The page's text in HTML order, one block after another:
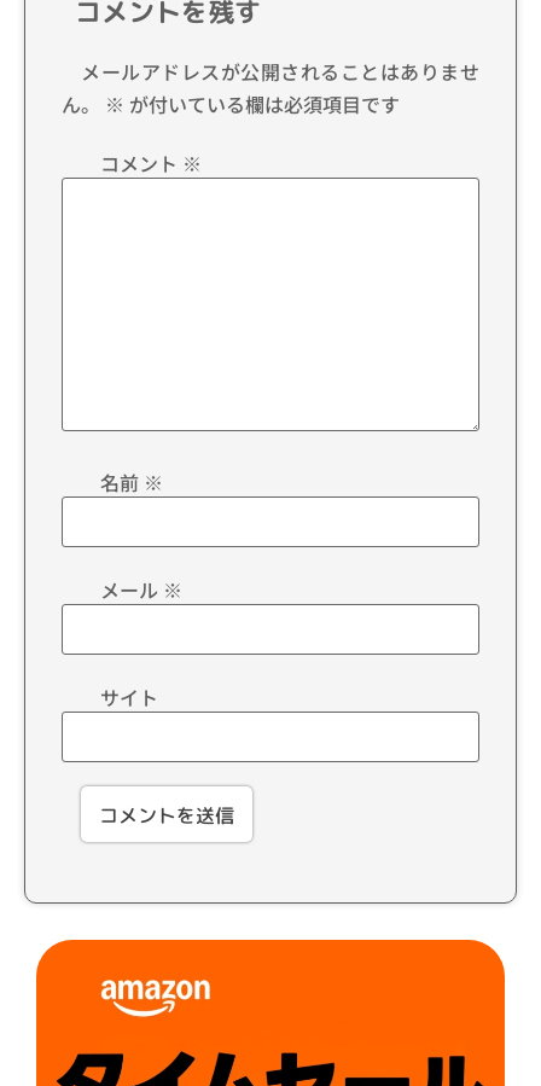
コメントを残す
メールアドレスが公開されることはありませ
ん。
※ が付いている欄は必須項目です
コメント ※
名前 ※
メール ※
サイト